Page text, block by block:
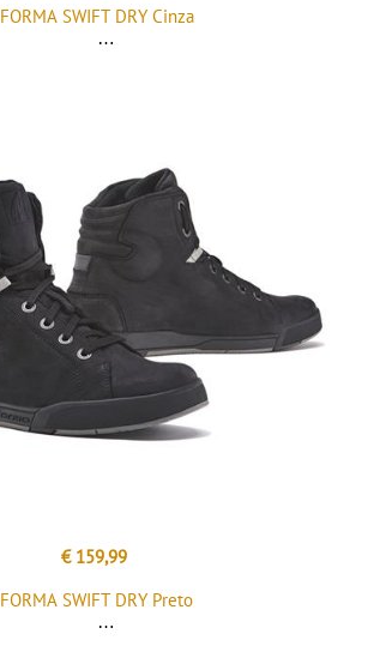
FORMA SWIFT DRY Cinza
€ 159,99
FORMA SWIFT DRY Preto